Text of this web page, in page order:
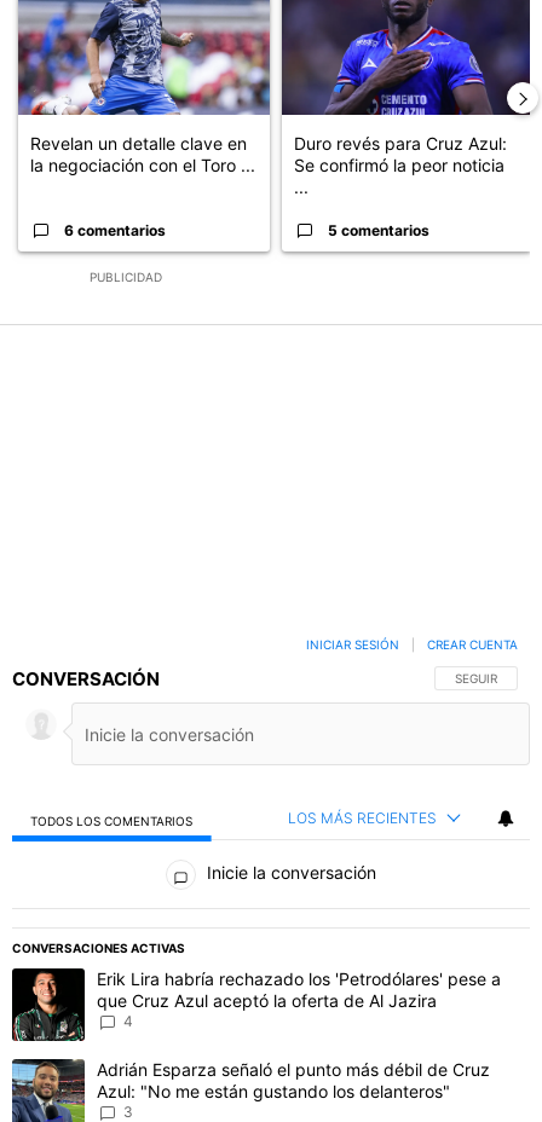
PUBLICIDAD
Revelan un detalle clave en
la negociación con el Toro ...
6 comentarios
Duro revés para Cruz Azul:
Se confirmó la peor noticia
...
5 comentarios
CONVERSACIÓN SIGA ESTA
SEGUIR
INICIAR SESIÓN CREAR CUENTA
TODOS LOS COMENTARIOS LOS MÁS RECIENTES
Todos los comentarios
Inicie la conversación
CONVERSACIONES ACTIVAS
Este listado muestra los artículos con más comentarios en los
Un artículo de tendencia con el título "Erik Lira habría rechazado
Erik Lira habría rechazado los 'Petrodólares' pese a
que Cruz Azul aceptó la oferta de Al Jazira